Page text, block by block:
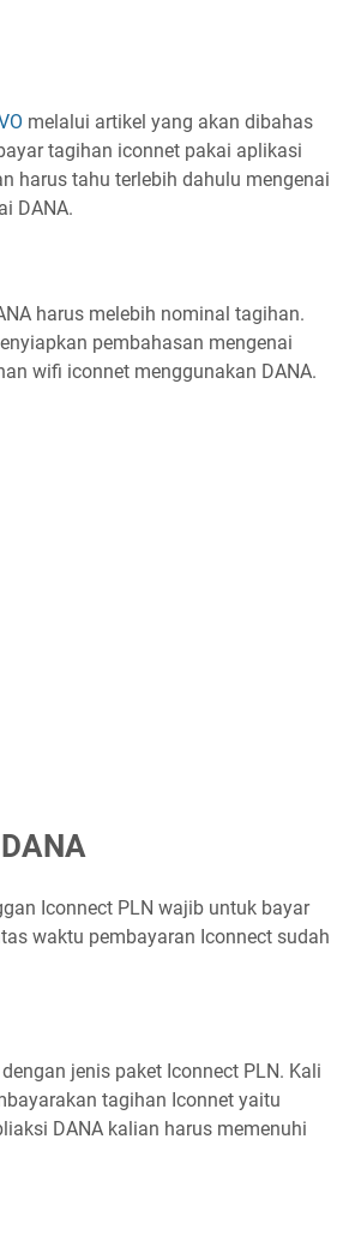
melalui artikel yang akan dibahas
tagihan iconnet pakai aplikasi
harus tahu terlebih dahulu mengenai
DANA.
harus melebih nominal tagihan.
pembahasan mengenai
wifi iconnet menggunakan DANA.
Iconnect PLN wajib untuk bayar
waktu pembayaran Iconnect sudah
jenis paket Iconnect PLN. Kali
tagihan Iconnet yaitu
DANA kalian harus memenuhi